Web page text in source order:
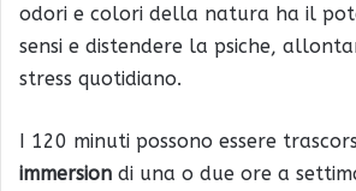
odori e colori della natura ha il
sensi e distendere la psiche,
stress quotidiano.
I 120 minuti possono essere
immersion di una o due ore a